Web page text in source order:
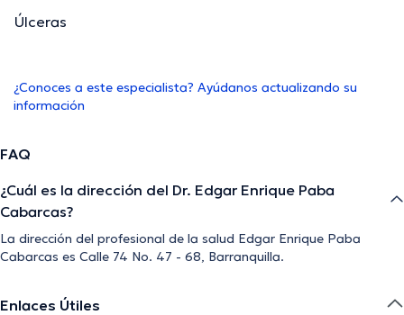
Úlceras
¿Conoces a este especialista? Ayúdanos actualizando su
información
FAQ
¿Cuál es la dirección del Dr. Edgar Enrique Paba
Cabarcas?
La dirección del profesional de la salud Edgar Enrique Paba
Cabarcas es Calle 74 No. 47 - 68, Barranquilla.
Enlaces Útiles